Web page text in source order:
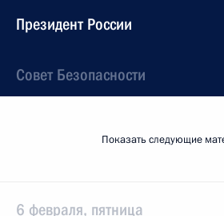
Президент России
Совет Безопасности
Показать следующие
6 февраля, пятница